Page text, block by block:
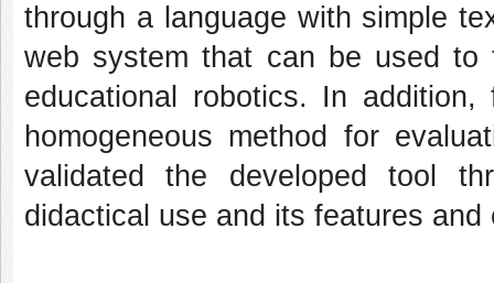
through a language with simple
web system that can be used to
educational robotics. In
homogeneous method for
validated the developed tool
didactical use and its features